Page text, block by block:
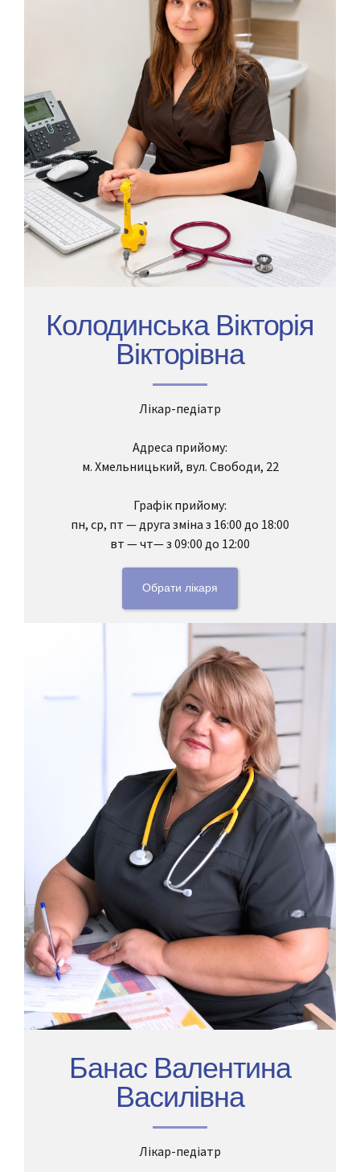
Колодинська Вікторія
Вікторівна
Лікар-педіатр
Адреса прийому:
м. Хмельницький, вул. Свободи, 22
Графік прийому:
пн, ср, пт — друга зміна з 16:00 до 18:00
вт — чт— з 09:00 до 12:00
Обрати лікаря
Банас Валентина
Василівна
Лікар-педіатр